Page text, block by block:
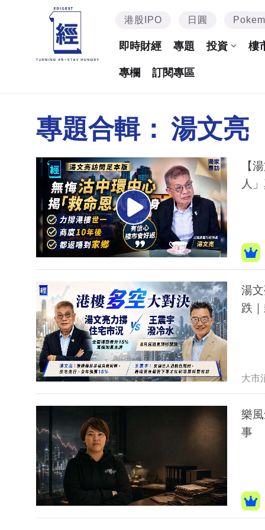
港股IPO 日圓
即時財經 專題 投資 樓
專欄 訂閱專區
專題合輯： 湯文亮
【
人
湯
跌
大市
樂
事